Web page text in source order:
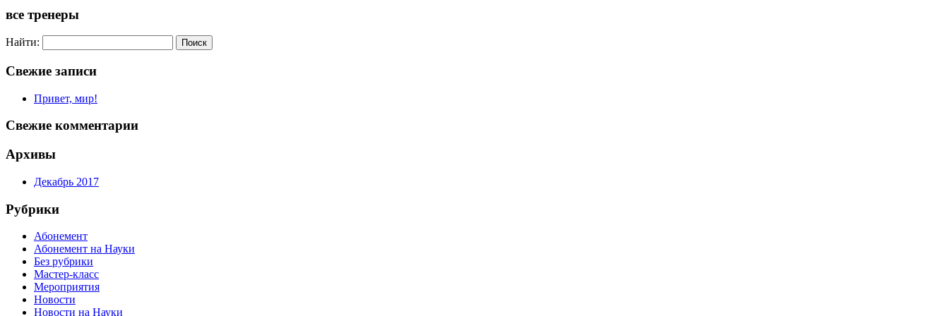
все тренеры
Найти:
Свежие записи
Привет, мир!
Свежие комментарии
Архивы
Декабрь 2017
Рубрики
Абонемент
Абонемент на Науки
Без рубрики
Мастер-класс
Мероприятия
Новости
Новости на Науки